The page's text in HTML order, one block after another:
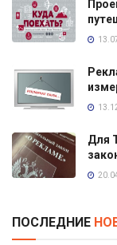
Для
ПОСЛЕДНИЕ